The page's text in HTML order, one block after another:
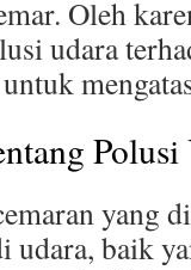
Oleh
udara
yang
udara, baik